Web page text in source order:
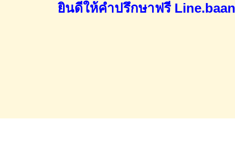
ยินดีให้คำปรึกษาฟรี